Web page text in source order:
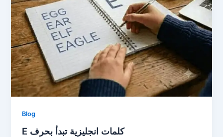
Blog
E كلمات انجليزية تبدأ بحرف